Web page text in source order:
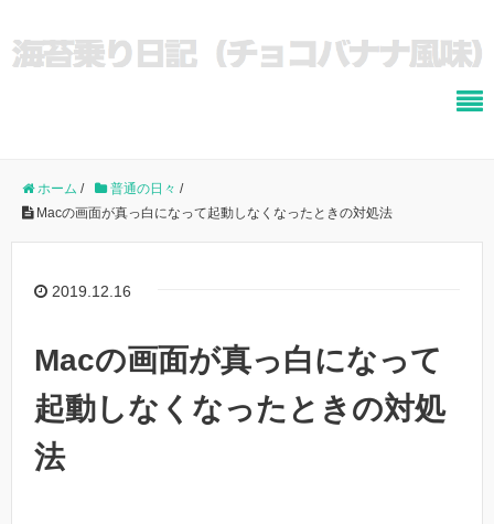
ホーム / 普通の日々 /
Macの画面が真っ白になって起動しなくなったときの対処法
2019.12.16
Macの画面が真っ白になって
起動しなくなったときの対処
法